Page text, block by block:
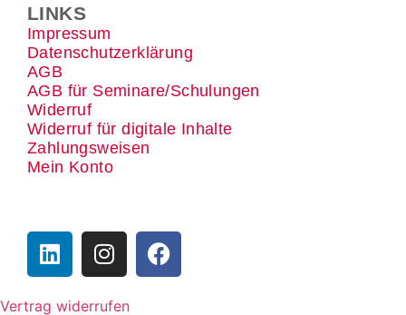
LINKS
Impressum
Datenschutzerklärung
AGB
AGB für Seminare/Schulungen
Widerruf
Widerruf für digitale Inhalte
Zahlungsweisen
Mein Konto
Vertrag widerrufen